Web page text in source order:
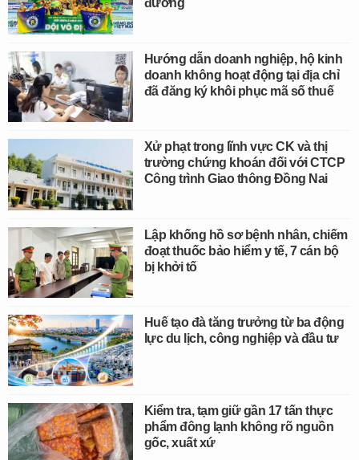
đường
Hướng dẫn doanh nghiệp, hộ kinh
doanh không hoạt động tại địa chỉ
đã đăng ký khôi phục mã số thuế
Xử phạt trong lĩnh vực CK và thị
trường chứng khoán đối với CTCP
Công trình Giao thông Đồng Nai
Lập khống hồ sơ bệnh nhân, chiếm
đoạt thuốc bảo hiểm y tế, 7 cán bộ
bị khởi tố
Huế tạo đà tăng trưởng từ ba động
lực du lịch, công nghiệp và đầu tư
Kiểm tra, tạm giữ gần 17 tấn thực
phẩm đông lạnh không rõ nguồn
gốc, xuất xứ